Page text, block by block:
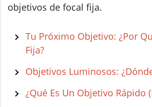
objetivos de focal fija.
Tu Próximo Objetivo: ¿Por
Fija?
Objetivos Luminosos:
¿Qué Es Un Objetivo Rápido